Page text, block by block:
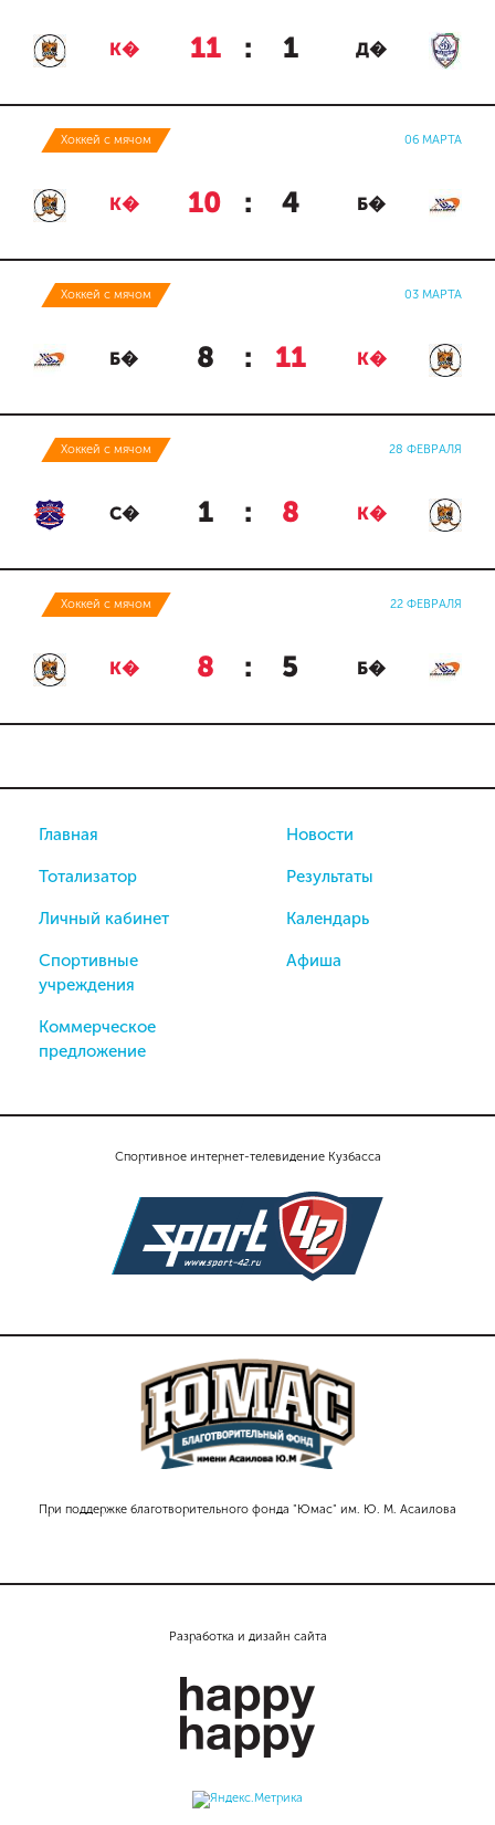
К� 11 : 1 Д�
Хоккей с мячом 06 МАРТА
К� 10 : 4 Б�
Хоккей с мячом 03 МАРТА
Б� 8 : 11 К�
Хоккей с мячом 28 ФЕВРАЛЯ
С� 1 : 8 К�
Хоккей с мячом 22 ФЕВРАЛЯ
К� 8 : 5 Б�
Спортивное интернет-телевидение Кузбасса
При поддержке благотворительного фонда "Юмас" им. Ю. М. Асаилова
Главная
Тотализатор
Личный кабинет
Спортивные
учреждения
Коммерческое
предложение
Новости
Результаты
Календарь
Афиша
Разработка и дизайн сайта